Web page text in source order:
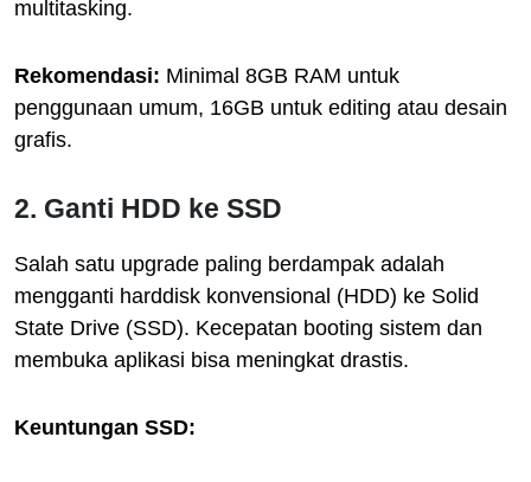
multitasking.
Rekomendasi: Minimal 8GB RAM untuk
penggunaan umum, 16GB untuk editing atau desain
grafis.
2. Ganti HDD ke SSD
Salah satu upgrade paling berdampak adalah
mengganti harddisk konvensional (HDD) ke Solid
State Drive (SSD). Kecepatan booting sistem dan
membuka aplikasi bisa meningkat drastis.
Keuntungan SSD: